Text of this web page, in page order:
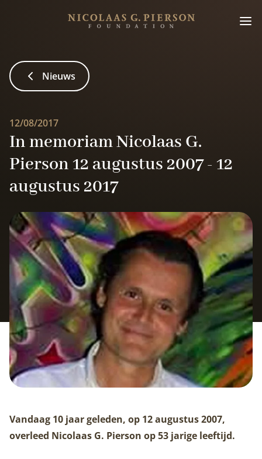
Nieuws
12/08/2017
In memoriam Nicolaas G.
Pierson 12 augustus 2007 - 12
augustus 2017
Vandaag 10 jaar geleden, op 12 augustus 2007,
overleed Nicolaas G. Pierson op 53 jarige leeftijd.